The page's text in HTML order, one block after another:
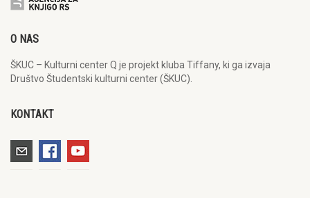
O NAS
ŠKUC – Kulturni center Q je projekt kluba Tiffany, ki ga izvaja
Društvo Študentski kulturni center (ŠKUC).
KONTAKT